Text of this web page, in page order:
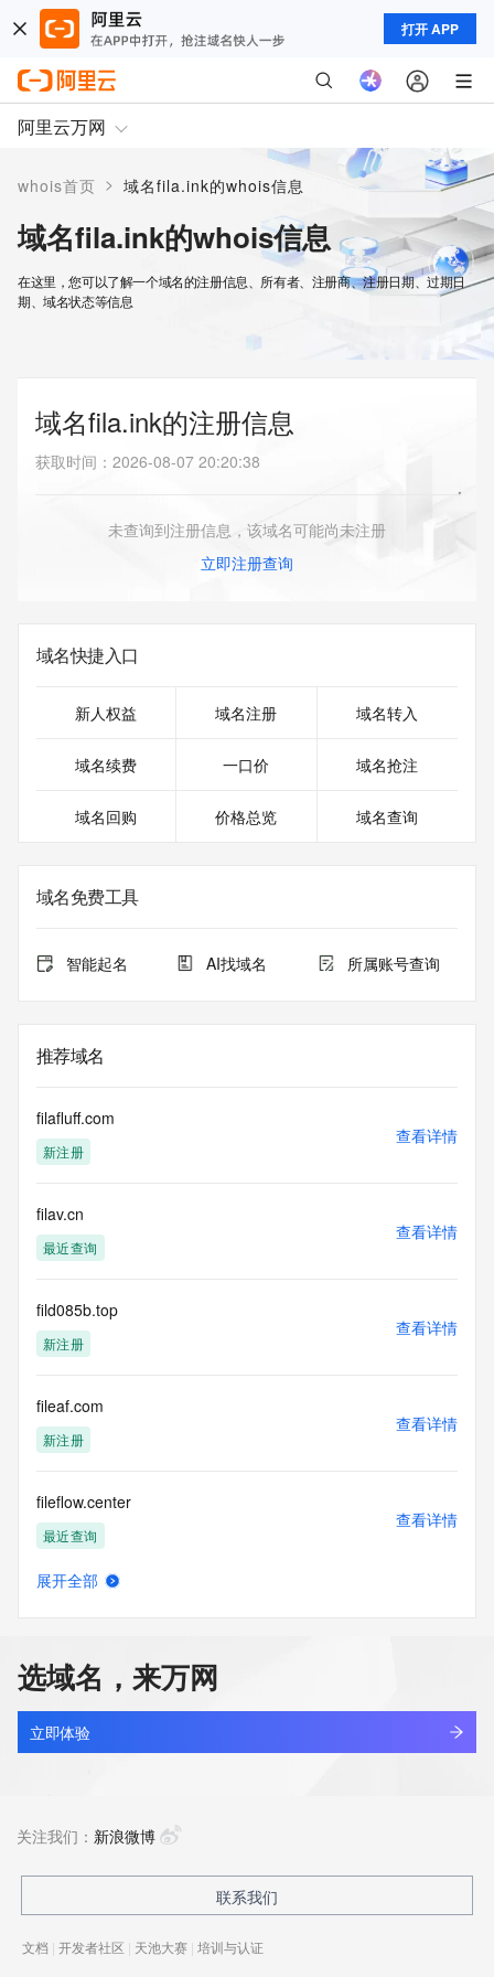
打开 APP
阿里云万网
whois首页 > 域名fila.ink的whois信息
域名fila.ink的whois信息
在这里，您可以了解一个域名的注册信息、所有者、注册商、注册日期、过期日
期、域名状态等信息
域名fila.ink的注册信息
获取时间 ： 2026-08-07 20:20:38
未查询到注册信息，该域名可能尚未注册
立即注册查询
域名快捷入口
新人权益 域名注册 域名转入
域名续费 一口价 域名抢注
域名回购 价格总览 域名查询
域名免费工具
智能起名 AI找域名 所属账号查询
推荐域名
filafluff.com
新注册
查看详情
filav.cn
最近查询
查看详情
fild085b.top
新注册
查看详情
fileaf.com
新注册
查看详情
fileflow.center
最近查询
查看详情
filerecovery.top
新注册
查看详情
最近查询
展开全部
选域名，来万网
立即体验
关注我们： 新浪微博
联系我们
文档 | 开发者社区 | 天池大赛 | 培训与认证